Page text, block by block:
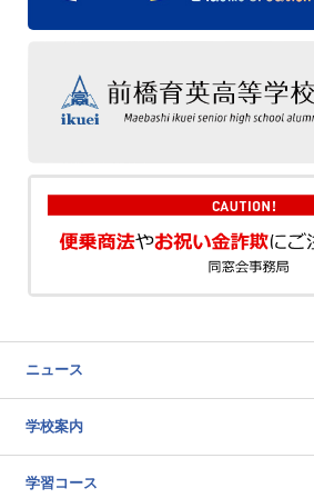
ニュース
学校案内
学習コース